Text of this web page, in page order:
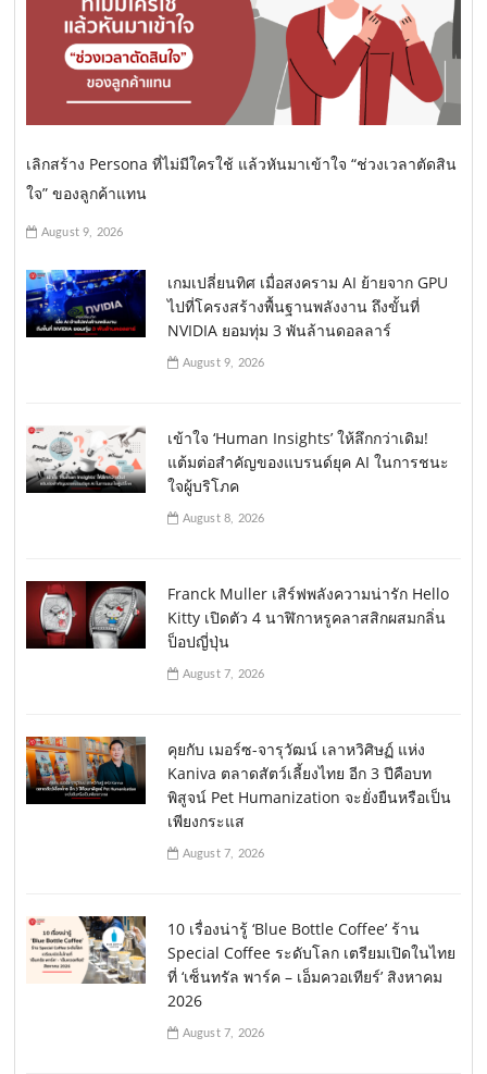
เลิกสร้าง Persona ที่ไม่มีใครใช้ แล้วหันมาเข้าใจ “ช่วงเวลาตัดสิน
ใจ” ของลูกค้าแทน
August 9, 2026
เกมเปลี่ยนทิศ เมื่อสงคราม AI ย้ายจาก GPU
ไปที่โครงสร้างพื้นฐานพลังงาน ถึงขั้นที่
NVIDIA ยอมทุ่ม 3 พันล้านดอลลาร์
August 9, 2026
เข้าใจ ‘Human Insights’ ให้ลึกกว่าเดิม!
แต้มต่อสำคัญของแบรนด์ยุค AI ในการชนะ
ใจผู้บริโภค
August 8, 2026
Franck Muller เสิร์ฟพลังความน่ารัก Hello
Kitty เปิดตัว 4 นาฬิกาหรูคลาสสิกผสมกลิ่น
ป็อปญี่ปุ่น
August 7, 2026
คุยกับ เมอร์ซ-จารุวัฒน์ เลาหวิศิษฏ์ แห่ง
Kaniva ตลาดสัตว์เลี้ยงไทย อีก 3 ปีคือบท
พิสูจน์ Pet Humanization จะยั่งยืนหรือเป็น
เพียงกระแส
August 7, 2026
10 เรื่องน่ารู้ ‘Blue Bottle Coffee’ ร้าน
Special Coffee ระดับโลก เตรียมเปิดในไทย
ที่ ‘เซ็นทรัล พาร์ค – เอ็มควอเทียร์’ สิงหาคม
2026
August 7, 2026